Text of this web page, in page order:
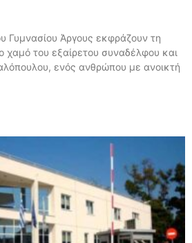
Γυμνασίου Άργους εκφράζουν τη
χαμό του εξαίρετου συναδέλφου και
ενός ανθρώπου με ανοικτή